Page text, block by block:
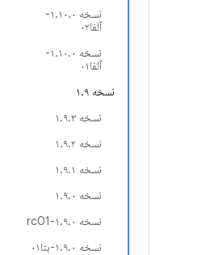
نسخه ۱.۱۰.۰-
آلفا۰۲
نسخه ۱.۱۰.۰-
آلفا۰۱
نسخه ۱.۹
نسخه ۱.۹.۳
نسخه ۱.۹.۲
نسخه ۱.۹.۱
نسخه ۱.۹.۰
نسخه ۱.۹.۰-rc01
نسخه ۱.۹.۰-بتا۰۱